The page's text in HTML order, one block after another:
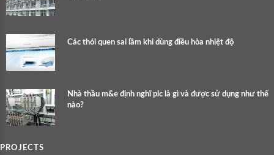
Các thói quen sai lầm khi dùng điều hòa nhiệt độ
Nhà thầu m&e định nghĩ plc là gì và được sử dụng như thế
nào?
PROJECTS